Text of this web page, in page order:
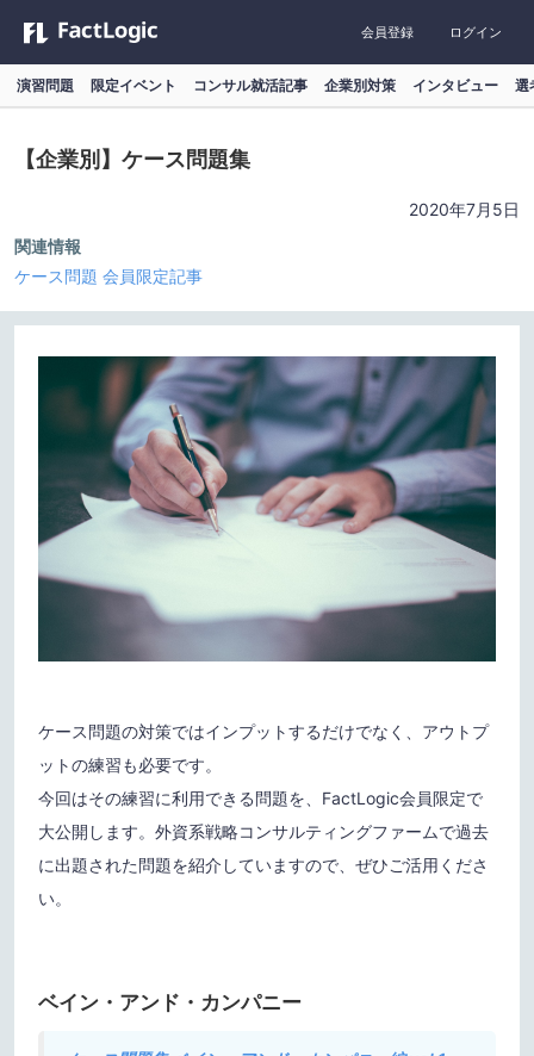
会員登録 ログイン
演習問題 限定イベント コンサル就活記事 企業別対策 インタビュー 選
【企業別】ケース問題集
2020年7月5日
関連情報
ケース問題 会員限定記事
ケース問題の対策ではインプットするだけでなく、アウトプ
ットの練習も必要です。
今回はその練習に利用できる問題を、FactLogic会員限定で
大公開します。外資系戦略コンサルティングファームで過去
に出題された問題を紹介していますので、ぜひご活用くださ
い。
ベイン・アンド・カンパニー